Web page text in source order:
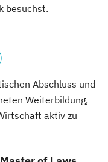
besuchst.
Abschluss und
Weiterbildung,
aktiv zu